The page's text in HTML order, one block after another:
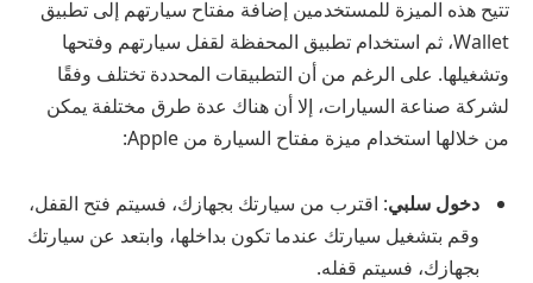
تتيح هذه الميزة للمستخدمين إضافة مفتاح سيارتهم إلى تطبيق
Wallet، ثم استخدام تطبيق المحفظة لقفل سيارتهم وفتحها
وتشغيلها. على الرغم من أن التطبيقات المحددة تختلف وفقًا
لشركة صناعة السيارات، إلا أن هناك عدة طرق مختلفة يمكن
من خلالها استخدام ميزة مفتاح السيارة من Apple:
دخول سلبي: اقترب من سيارتك بجهازك، فسيتم فتح القفل،
وقم بتشغيل سيارتك عندما تكون بداخلها، وابتعد عن سيارتك
بجهازك، فسيتم قفله.